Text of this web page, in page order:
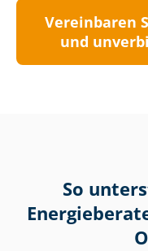
Vereinbaren
und
So